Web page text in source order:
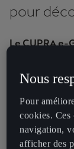
pour
Le CUPRA
Pour soutenir le
œuvre dans tous
créé une
Formentor".
Nous
Pour
cookies. Ces
navigation,
afficher des